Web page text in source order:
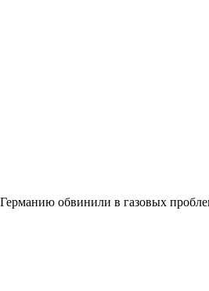
Германию обвинили в газовых